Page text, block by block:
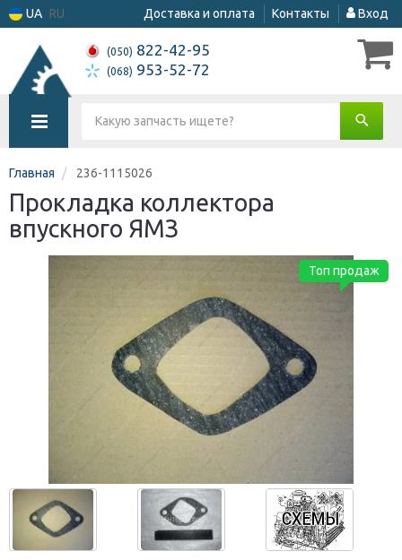
UA RU Доставка и оплата Контакты Вход
(050) 822-42-95
(068) 953-52-72
Главная 236-1115026
Прокладка коллектора
впускного ЯМЗ
Топ продаж